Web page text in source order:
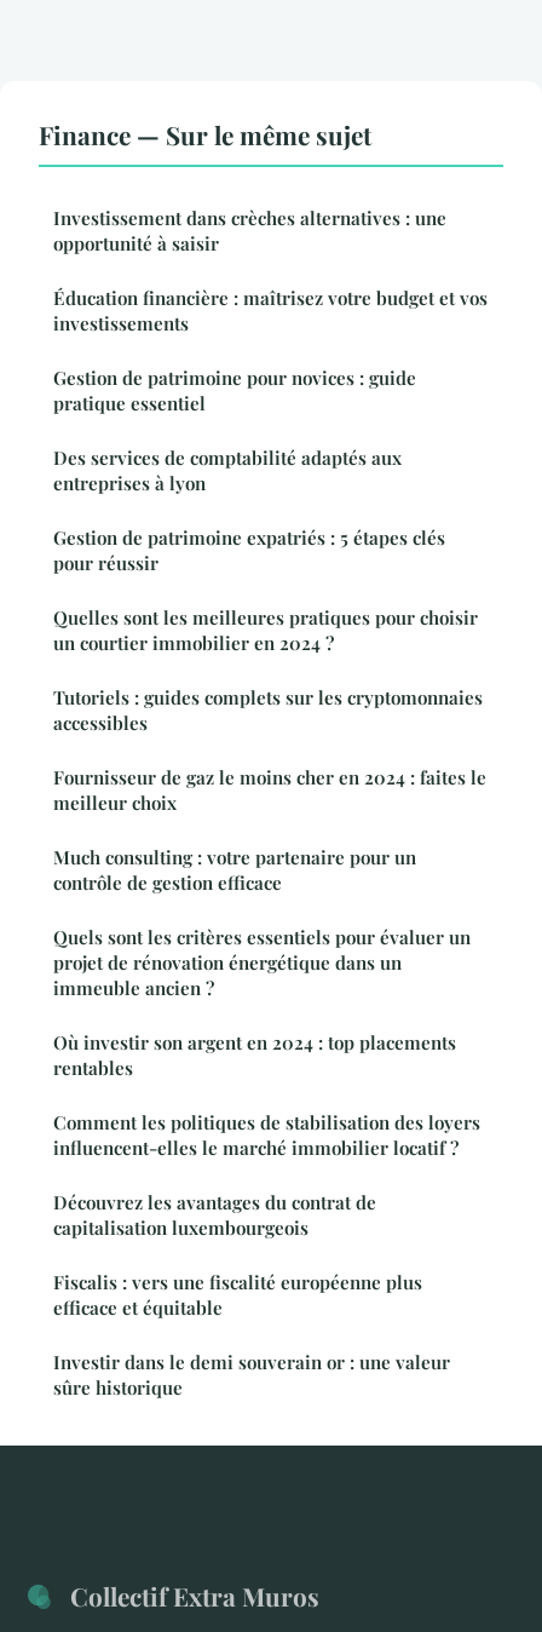
Finance — Sur le même sujet
Investissement dans crèches alternatives : une
opportunité à saisir
Éducation financière : maîtrisez votre budget et vos
investissements
Gestion de patrimoine pour novices : guide
pratique essentiel
Des services de comptabilité adaptés aux
entreprises à lyon
Gestion de patrimoine expatriés : 5 étapes clés
pour réussir
Quelles sont les meilleures pratiques pour choisir
un courtier immobilier en 2024 ?
Tutoriels : guides complets sur les cryptomonnaies
accessibles
Fournisseur de gaz le moins cher en 2024 : faites le
meilleur choix
Much consulting : votre partenaire pour un
contrôle de gestion efficace
Quels sont les critères essentiels pour évaluer un
projet de rénovation énergétique dans un
immeuble ancien ?
Où investir son argent en 2024 : top placements
rentables
Comment les politiques de stabilisation des loyers
influencent-elles le marché immobilier locatif ?
Découvrez les avantages du contrat de
capitalisation luxembourgeois
Fiscalis : vers une fiscalité européenne plus
efficace et équitable
Investir dans le demi souverain or : une valeur
sûre historique
Collectif Extra Muros